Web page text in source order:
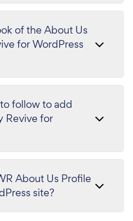
of the About Us
for WordPress
follow to add
Revive for
About Us Profile
site?